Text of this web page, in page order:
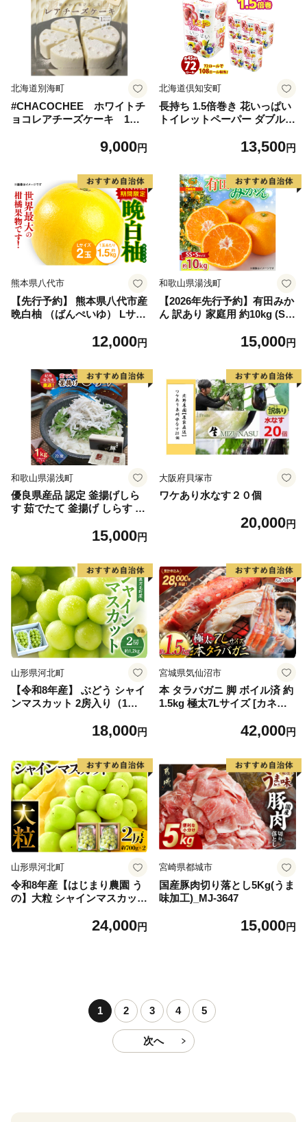
北海道別海町
#CHACOCHEE ホワイトチ
ョコレアチーズケーキ 1ホ
海町,チーズ,ちーず,チーズケ
9,000円
北海道倶知安町
長持ち 1.5倍巻き 花いっぱい
トイレットペーパー ダブル 4
プリント ハーブ 香り付き 日
品 備蓄 送料無料 北海道 倶知
安町 日用品
13,500円
熊本県八代市
【先行予約】 熊本県八代市産
晩白柚 （ばんぺいゆ） Lサイ
もの フルーツ おやつ 特産 熊
12,000円
和歌山県湯浅町
【2026年先行予約】有田みか
ん 訳あり 家庭用 約10kg (S
ん フルーツ 柑橘 果物 果実
6098
15,000円
和歌山県湯浅町
優良県産品 認定 釜揚げしら
す 茹でたて 釜揚げ しらす 無
国産 海の幸 海鮮 魚介 紀州湯
無料_C6035n
15,000円
大阪府貝塚市
ワケあり水なす２０個
20,000円
山形県河北町
【令和8年産】 ぶどう シャイ
ンマスカット 2房入り（1房6
産【山形eLab】 ka074-023-r
18,000円
宮城県気仙沼市
本 タラバガニ 脚 ボイル済 約
1.5kg 極太7Lサイズ [カネダ
6] カニ かに 蟹 たらばがに た
42,000円
山形県河北町
令和8年産【はじまり農園 う
の】大粒 シャインマスカット
河北町産 【河北町観光物産協
24,000円
宮崎県都城市
国産豚肉切り落とし5Kg(うま
味加工)_MJ-3647
15,000円
1 2 3 4 5
次へ